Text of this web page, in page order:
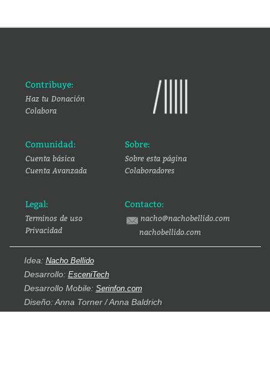
Contribuye:
Haz tu Donación
Colabora
Comunidad:
Cuenta básica
Cuenta Avanzada
Sobre:
Sobre esta página
Colaboradores
Legal:
Terminos de uso
Privacidad
Contacto:
nacho@nachobellido.com
nachobellido.com
Idea: Nacho Bellido
Desarrollo: EsceniTech
Desarrollo Mobile: Serinfon.com
Diseño: Anna Torner / Anna Baldrich